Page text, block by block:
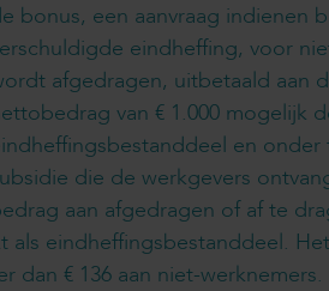
bonus, een aanvraag indienen
eindheffing, voor
afgedragen, uitbetaald aan
van € 1.000 mogelijk
en
die de werkgevers
aan afgedragen of af te
eindheffingsbestanddeel.
dan € 136 aan niet-werknemers.